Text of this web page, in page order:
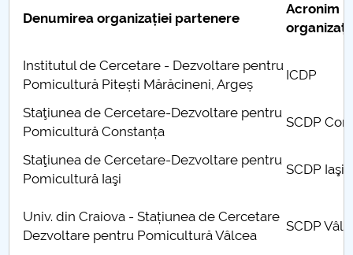
Admitere
Români de pretutindeni - ADMITERE
Senat
Studenți
Denumirea organizației partenere
Acronim
Institutul de Cercetare - Dezvoltare pentru
Pomicultură Pitești Mărăcineni, Argeș
ICDP
Staţiunea de Cercetare-Dezvoltare pentru
Pomicultură Constanța
SCDP
Staţiunea de Cercetare-Dezvoltare pentru
Pomicultură Iaşi
SCDP Iaşi
Univ. din Craiova - Stațiunea de Cercetare
Dezvoltare pentru Pomicultură Vâlcea
SCDP